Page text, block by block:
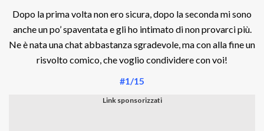
Dopo la prima volta non ero sicura, dopo la seconda mi sono
anche un po’ spaventata e gli ho intimato di non provarci più.
Ne è nata una chat abbastanza sgradevole, ma con alla fine un
risvolto comico, che voglio condividere con voi!
#1/15